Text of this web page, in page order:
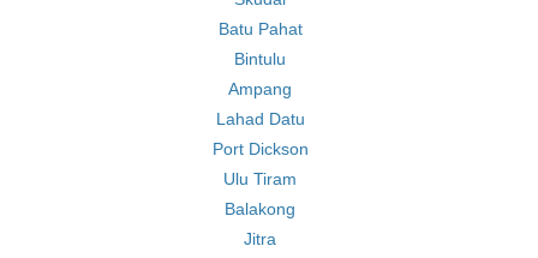
Batu Pahat
Bintulu
Ampang
Lahad Datu
Port Dickson
Ulu Tiram
Balakong
Jitra